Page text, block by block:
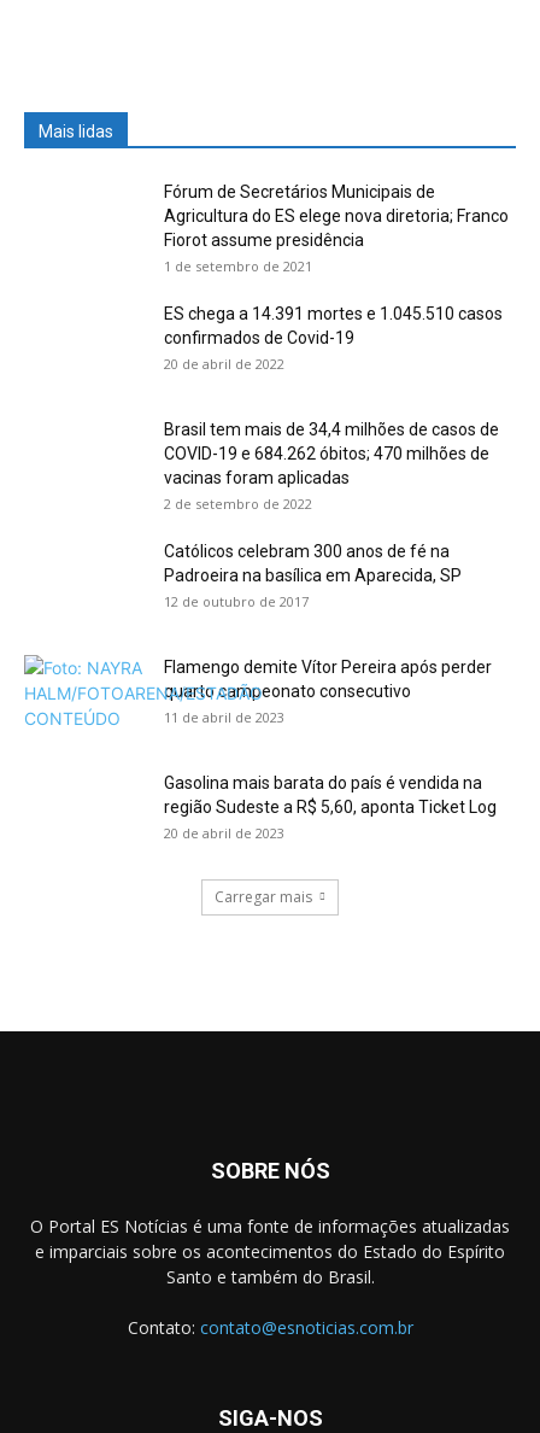
Mais lidas
Fórum de Secretários Municipais de
Agricultura do ES elege nova diretoria; Franco
Fiorot assume presidência
1 de setembro de 2021
ES chega a 14.391 mortes e 1.045.510 casos
confirmados de Covid-19
20 de abril de 2022
Brasil tem mais de 34,4 milhões de casos de
COVID-19 e 684.262 óbitos; 470 milhões de
vacinas foram aplicadas
2 de setembro de 2022
Católicos celebram 300 anos de fé na
Padroeira na basílica em Aparecida, SP
12 de outubro de 2017
Flamengo demite Vítor Pereira após perder
quarto campeonato consecutivo
11 de abril de 2023
Gasolina mais barata do país é vendida na
região Sudeste a R$ 5,60, aponta Ticket Log
20 de abril de 2023
Carregar mais
SOBRE NÓS
O Portal ES Notícias é uma fonte de informações atualizadas
e imparciais sobre os acontecimentos do Estado do Espírito
Santo e também do Brasil.
Contato: contato@esnoticias.com.br
SIGA-NOS